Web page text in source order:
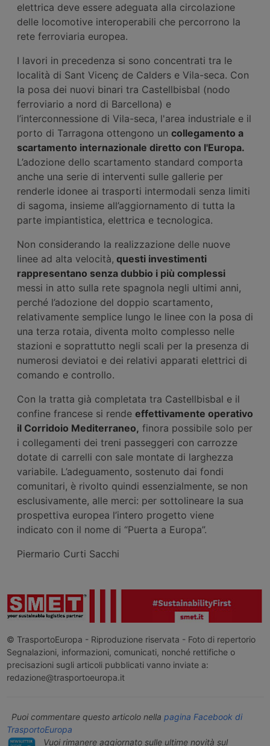
elettrica deve essere adeguata alla circolazione
delle locomotive interoperabili che percorrono la
rete ferroviaria europea.
I lavori in precedenza si sono concentrati tra le
località di Sant Vicenç de Calders e Vila-seca. Con
la posa dei nuovi binari tra Castellbisbal (nodo
ferroviario a nord di Barcellona) e
l’interconnessione di Vila-seca, l'area industriale e il
porto di Tarragona ottengono un collegamento a
scartamento internazionale diretto con l'Europa.
L’adozione dello scartamento standard comporta
anche una serie di interventi sulle gallerie per
renderle idonee ai trasporti intermodali senza limiti
di sagoma, insieme all’aggiornamento di tutta la
parte impiantistica, elettrica e tecnologica.
Non considerando la realizzazione delle nuove
linee ad alta velocità, questi investimenti
rappresentano senza dubbio i più complessi
messi in atto sulla rete spagnola negli ultimi anni,
perché l’adozione del doppio scartamento,
relativamente semplice lungo le linee con la posa di
una terza rotaia, diventa molto complesso nelle
stazioni e soprattutto negli scali per la presenza di
numerosi deviatoi e dei relativi apparati elettrici di
comando e controllo.
Con la tratta già completata tra Castellbisbal e il
confine francese si rende effettivamente operativo
il Corridoio Mediterraneo, finora possibile solo per
i collegamenti dei treni passeggeri con carrozze
dotate di carrelli con sale montate di larghezza
variabile. L’adeguamento, sostenuto dai fondi
comunitari, è rivolto quindi essenzialmente, se non
esclusivamente, alle merci: per sottolineare la sua
prospettiva europea l’intero progetto viene
indicato con il nome di “Puerta a Europa”.
Piermario Curti Sacchi
© TrasportoEuropa - Riproduzione riservata - Foto di repertorio
Segnalazioni, informazioni, comunicati, nonché rettifiche o
precisazioni sugli articoli pubblicati vanno inviate a:
redazione@trasportoeuropa.it
Puoi commentare questo articolo nella pagina Facebook di
TrasportoEuropa
Vuoi rimanere aggiornato sulle ultime novità sul